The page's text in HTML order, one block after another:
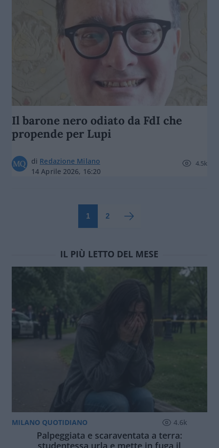
Il barone nero odiato da FdI che
propende per Lupi
di Redazione Milano
14 Aprile 2026, 16:20
4.5k
1 2
IL PIÙ LETTO DEL MESE
MILANO QUOTIDIANO 4.6k
Palpeggiata e scaraventata a terra:
studentessa urla e mette in fuga il